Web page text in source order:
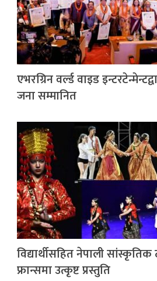
एभरग्रिन वर्ल्ड वाइड
जना सम्मानित
विद्यार्थीसहित नेपाली
फ्रान्समा उत्कृष्ट प्रस्तुति